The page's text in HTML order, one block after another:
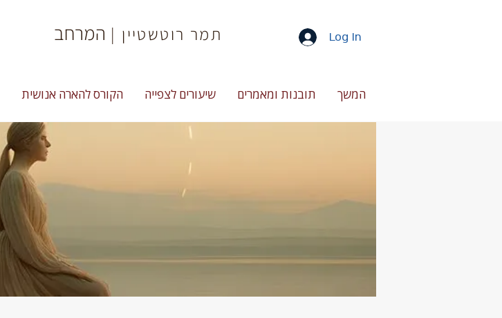
תמר רוטשטיין | המרחב Log In
הקורס להארה אנושית שיעורים לצפייה תובנות ומאמרים המשך